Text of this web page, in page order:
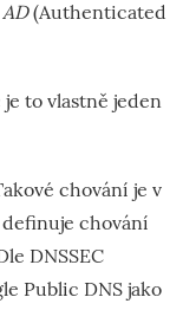
AD(Authenticated
to vlastně jeden
chování je v
chování
DNSSEC
Public DNS jako